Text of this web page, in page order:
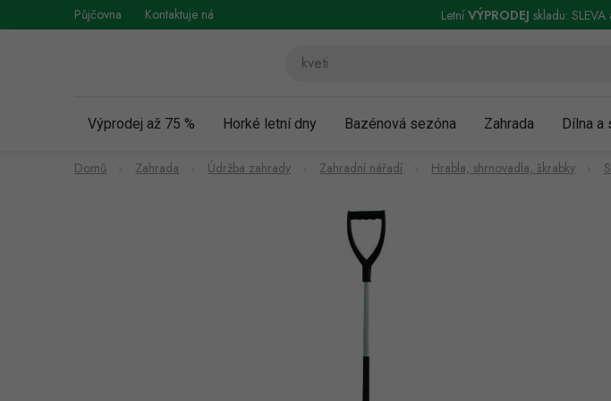
na
Půjčovna Kontaktuje nás Vrácení a reklamace Podmínky ochrany
LetníVÝPRODEJ skladu: SLEVA
Výprodej až 75 % Horké letní dny Bazénová sezóna Zahrada Dílna a
Domů Zahrada Údržba zahrady Zahradní nářadí Hrabla, shrnovadla, škrabky